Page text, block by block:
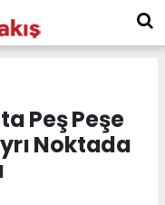
Peş Peşe
Noktada